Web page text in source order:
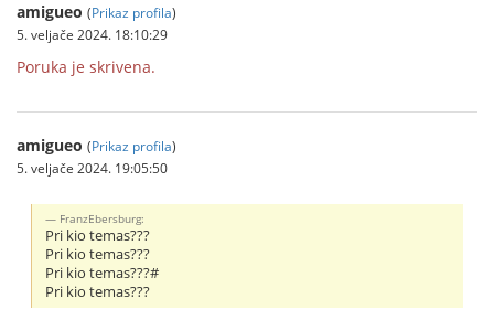
amigueo (Prikaz profila)
5. veljače 2024. 18:10:29
Poruka je skrivena.
amigueo (Prikaz profila)
5. veljače 2024. 19:05:50
FranzEbersburg:
Pri kio temas???
Pri kio temas???
Pri kio temas???#
Pri kio temas???